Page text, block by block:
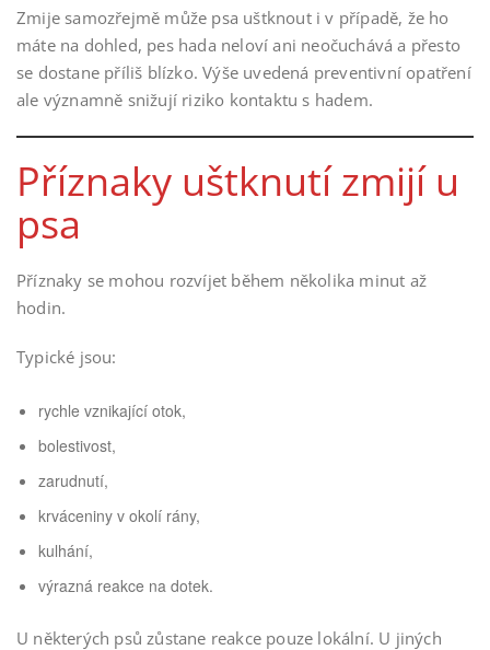
Zmije samozřejmě může psa uštknout i v případě, že ho
máte na dohled, pes hada neloví ani neočuchává a přesto
se dostane příliš blízko. Výše uvedená preventivní opatření
ale významně snižují riziko kontaktu s hadem.
Příznaky uštknutí zmijí u
psa
Příznaky se mohou rozvíjet během několika minut až
hodin.
Typické jsou:
rychle vznikající otok,
bolestivost,
zarudnutí,
krváceniny v okolí rány,
kulhání,
výrazná reakce na dotek.
U některých psů zůstane reakce pouze lokální. U jiných